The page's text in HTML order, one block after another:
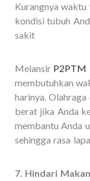
Kurangnya
kondisi tubuh
sakit
Melansir P2PTM
membutuhkan
harinya.
berat jika Anda
membantu Anda
sehingga rasa
7. Hindari